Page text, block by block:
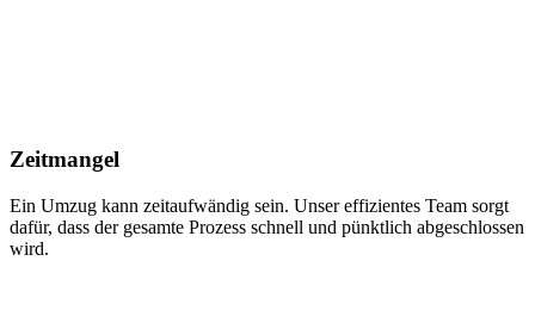
Zeitmangel
Ein Umzug kann zeitaufwändig sein. Unser effizientes Team sorgt
dafür, dass der gesamte Prozess schnell und pünktlich abgeschlossen
wird.